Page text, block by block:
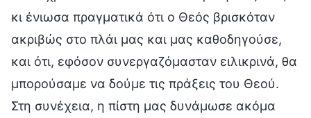
κι ένιωσα πραγματικά ότι ο Θεός βρισκόταν
ακριβώς στο πλάι μας και μας καθοδηγούσε,
και ότι, εφόσον συνεργαζόμασταν ειλικρινά, θα
μπορούσαμε να δούμε τις πράξεις του Θεού.
Στη συνέχεια, η πίστη μας δυνάμωσε ακόμα